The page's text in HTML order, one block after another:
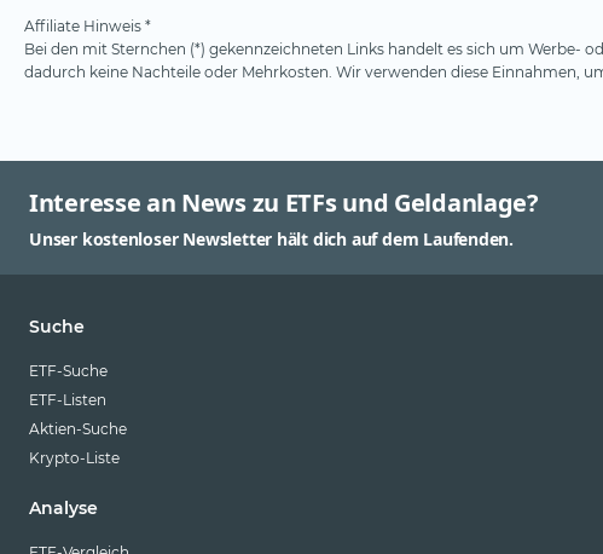
Affiliate Hinweis *
Bei den mit Sternchen (*) gekennzeichneten Links handelt es sich um Werbe-
dadurch keine Nachteile oder Mehrkosten. Wir verwenden diese Einnahmen,
Interesse an News zu ETFs und Geldanlage?
Unser kostenloser Newsletter hält dich auf dem Laufenden.
Suche
ETF-Suche
ETF-Listen
Aktien-Suche
Krypto-Liste
Analyse